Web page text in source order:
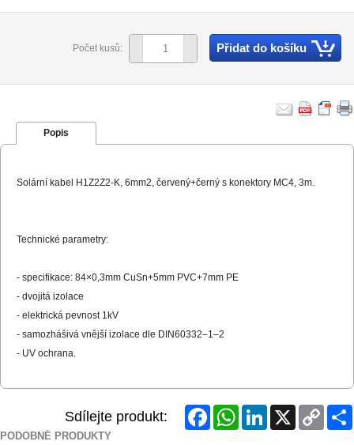
Počet kusů: Přidat do košíku
Popis
Solární kabel H1Z2Z2-K, 6mm2, červený+černý s konektory MC4, 3m.
Technické parametry:
- specifikace: 84×0,3mm CuSn+5mm PVC+7mm PE
- dvojitá izolace
- elektrická pevnost 1kV
- samozhášivá vnější izolace dle DIN60332–1–2
- UV ochrana.
Sdílejte produkt: FacebookWhatsAppLinkedInX
Copy
Link
PODOBNÉ PRODUKTY